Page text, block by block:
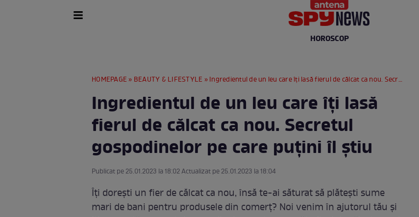
HOROSCOP
HOMEPAGE » BEAUTY & LIFESTYLE » Ingredientul de un leu care îți lasă fierul de călcat ca nou. Secretul gospodinelor pe care puțini îl știu
Ingredientul de un leu care îți lasă
fierul de călcat ca nou. Secretul
gospodinelor pe care puțini îl știu
Publicat pe 25.01.2023 la 18:02 Actualizat pe 25.01.2023 la 18:04
Îți dorești un fier de călcat ca nou, însă te-ai săturat să plătești sume
mari de bani pentru produsele din comerț? Noi venim în ajutorul tău și